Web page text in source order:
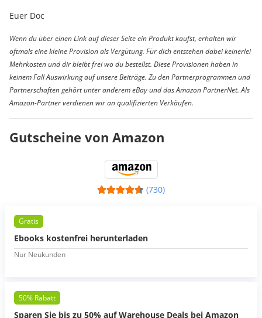
Euer Doc
Wenn du über einen Link auf dieser Seite ein Produkt kaufst, erhalten wir
oftmals eine kleine Provision als Vergütung. Für dich entstehen dabei keinerlei
Mehrkosten und dir bleibt frei wo du bestellst. Diese Provisionen haben in
keinem Fall Auswirkung auf unsere Beiträge. Zu den Partnerprogrammen und
Partnerschaften gehört unter anderem eBay und das Amazon PartnerNet. Als
Amazon-Partner verdienen wir an qualifizierten Verkäufen.
Gutscheine von Amazon
(730)
Gratis
Ebooks kostenfrei herunterladen
Nur Neukunden
50% Rabatt
Sparen Sie bis zu 50% auf Warehouse Deals bei Amazon